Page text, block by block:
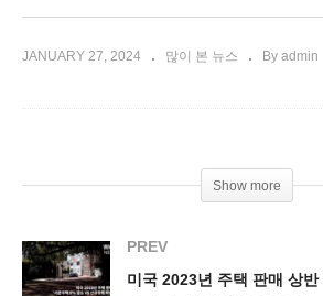
JANUARY 27, 2024 많이 본 뉴스 By admin
Show more
PREV